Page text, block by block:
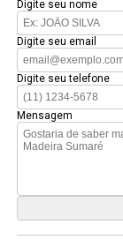
Digite seu nome
Digite seu email
Digite seu telefone
Mensagem